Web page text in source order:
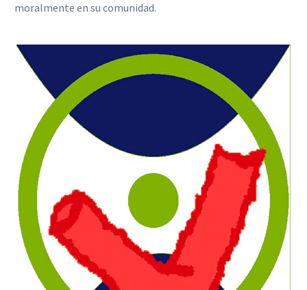
moralmente en su comunidad.